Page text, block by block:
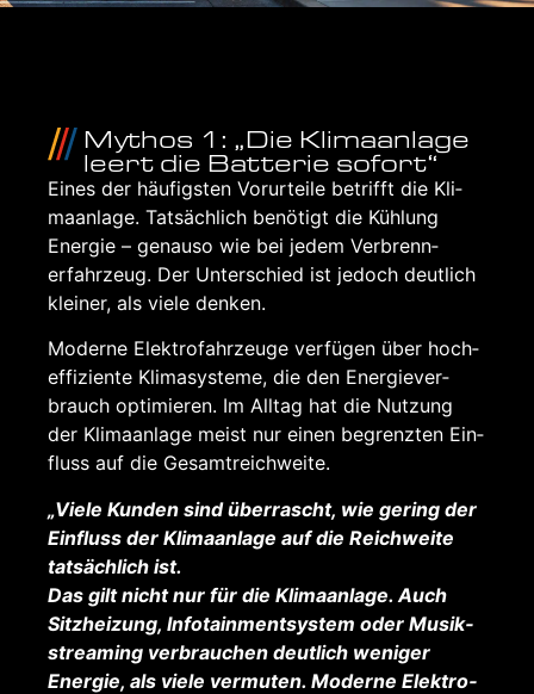
Mythos 1: „Die Kli­ma­an­la­ge
leert die Bat­te­rie sofort“
Eines der häu­figs­ten Vor­ur­tei­le betrifft die Kli­
ma­an­la­ge. Tat­säch­lich benö­tigt die Küh­lung
Ener­gie – genau­so wie bei jedem Ver­brenn­
erfahr­zeug. Der Unter­schied ist jedoch deut­lich
klei­ner, als vie­le den­ken.
Moder­ne Elek­tro­fahr­zeu­ge ver­fü­gen über hoch­
ef­fi­zi­en­te Kli­ma­sys­te­me, die den Ener­gie­ver­
brauch opti­mie­ren. Im All­tag hat die Nut­zung
der Kli­ma­an­la­ge meist nur einen begrenz­ten Ein­
fluss auf die Gesamt­reich­wei­te.
„Vie­le Kun­den sind über­rascht, wie gering der
Ein­fluss der Kli­ma­an­la­ge auf die Reich­wei­te
tat­säch­lich ist.
Das gilt nicht nur für die Kli­ma­an­la­ge. Auch
Sitz­hei­zung, Info­tain­ment­sys­tem oder Musik­
strea­ming ver­brau­chen deut­lich weni­ger
Ener­gie, als vie­le ver­mu­ten. Moder­ne Elek­tro­